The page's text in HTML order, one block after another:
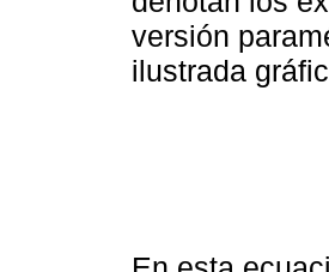
versión
ilustrada